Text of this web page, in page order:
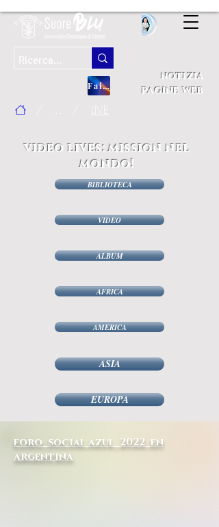
Fai una donazione
notizia
pagine web
video lives: mission nel
mondo!
BIBLIOTECA
VIDEO
ALBUM
AFRICA
AMERICA
ASIA
EUROPA
foro social azul 2022 en
argentina